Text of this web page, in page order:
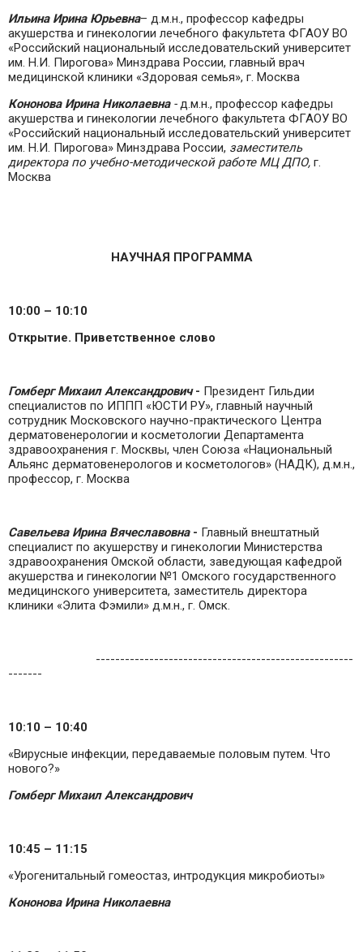
Ильина Ирина Юрьевна– д.м.н., профессор кафедры
акушерства и гинекологии лечебного факультета ФГАОУ ВО
«Российский национальный исследовательский университет
им. Н.И. Пирогова» Минздрава России, главный врач
медицинской клиники «Здоровая семья», г. Москва
Кононова Ирина Николаевна-д.м.н., профессор кафедры
акушерства и гинекологии лечебного факультета ФГАОУ ВО
«Российский национальный исследовательский университет
им. Н.И. Пирогова» Минздрава России, заместитель
директора по учебно-методической работе МЦ ДПО, г.
Москва
НАУЧНАЯ ПРОГРАММА
10:00 – 10:10
Открытие. Приветственное слово
Гомберг Михаил Александрович- Президент Гильдии
специалистов по ИППП «ЮСТИ РУ», главный научный
сотрудник Московского научно-практического Центра
дерматовенерологии и косметологии Департамента
здравоохранения г. Москвы, член Союза «Национальный
Альянс дерматовенерологов и косметологов» (НАДК), д.м.н.,
профессор, г. Москва
Савельева Ирина Вячеславовна- Главный внештатный
специалист по акушерству и гинекологии Министерства
здравоохранения Омской области, заведующая кафедрой
акушерства и гинекологии №1 Омского государственного
медицинского университета, заместитель директора
клиники «Элита Фэмили» д.м.н., г. Омск.
-----------------------------------------------------
-------
10:10 – 10:40
«Вирусные инфекции, передаваемые половым путем. Что
нового?»
Гомберг Михаил Александрович
10:45 – 11:15
«Урогенитальный гомеостаз, интродукция микробиоты»
Кононова Ирина Николаевна